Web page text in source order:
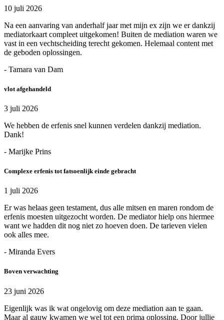
10 juli 2026
Na een aanvaring van anderhalf jaar met mijn ex zijn we er dankzij
mediatorkaart compleet uitgekomen! Buiten de mediation waren we
vast in een vechtscheiding terecht gekomen. Helemaal content met
de geboden oplossingen.
- Tamara van Dam
vlot afgehandeld
3 juli 2026
We hebben de erfenis snel kunnen verdelen dankzij mediation.
Dank!
- Marijke Prins
Complexe erfenis tot fatsoenlijk einde gebracht
1 juli 2026
Er was helaas geen testament, dus alle mitsen en maren rondom de
erfenis moesten uitgezocht worden. De mediator hielp ons hiermee
want we hadden dit nog niet zo hoeven doen. De tarieven vielen
ook alles mee.
- Miranda Evers
Boven verwachting
23 juni 2026
Eigenlijk was ik wat ongelovig om deze mediation aan te gaan.
Maar al gauw kwamen we wel tot een prima oplossing. Door jullie